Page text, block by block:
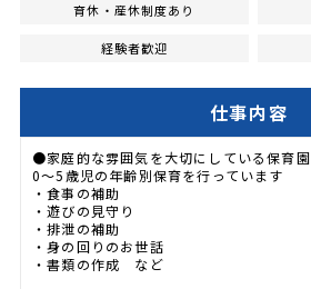
育休・産休制度あり
経験者歓迎
仕事内容
●家庭的な雰囲気を大切にしている保育園
0～5歳児の年齢別保育を行っています
・食事の補助
・遊びの見守り
・排泄の補助
・身の回りのお世話
・書類の作成 など